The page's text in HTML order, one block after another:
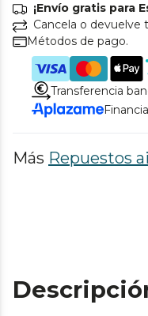
¡Envío gratis para
Cancela o devuelve
Métodos de pago.
Transferencia
Más Repuestos